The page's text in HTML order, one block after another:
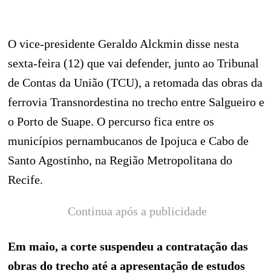
O vice-presidente Geraldo Alckmin disse nesta
sexta-feira (12) que vai defender, junto ao Tribunal
de Contas da União (TCU), a retomada das obras da
ferrovia Transnordestina no trecho entre Salgueiro e
o Porto de Suape. O percurso fica entre os
municípios pernambucanos de Ipojuca e Cabo de
Santo Agostinho, na Região Metropolitana do
Recife.
Continua após a publicidade
Em maio, a corte suspendeu a contratação das
obras do trecho até a apresentação de estudos